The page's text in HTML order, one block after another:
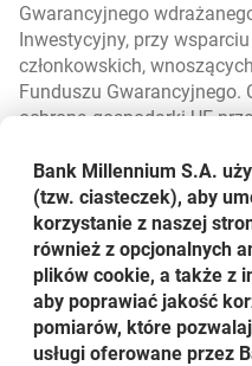
Gwarancyjnego
Inwestycyjny, przy
członkowskich,
Funduszu Gwarancyjnego.
ochrona gospodarki UE
transakcji leasingowych
leasingodawców, którym
gwarancyjny na
chwili obecnej wsparcie w
poprzez leasing z
BGK mogą zaoferować
tym Millennium Leasing.
Udostępnij
Bank Millennium S.A.
(tzw. ciasteczek), aby
korzystanie z naszej
również z opcjonalnych
plików cookie, a także z
aby poprawiać jakość
pomiarów, które
usługi oferowane przez